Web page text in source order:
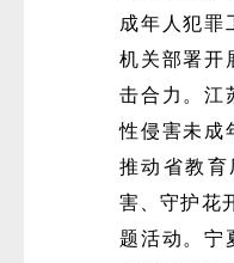
成年人犯罪
机关部署开
击合力。江
性侵害未成
推动省教育
害、守护花
题活动。宁